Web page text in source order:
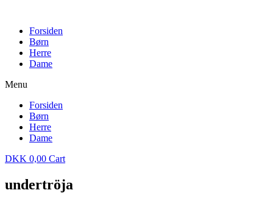
Forsiden
Børn
Herre
Dame
Menu
Forsiden
Børn
Herre
Dame
DKK 0,00 Cart
undertröja